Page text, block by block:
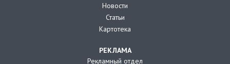
Новости
Статьи
Картотека
РЕКЛАМА
Рекламный отдел